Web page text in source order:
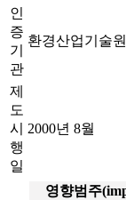
인
증
기
관
환경산업기술원
제
도
시
행
일
2000년 8월
영향범주